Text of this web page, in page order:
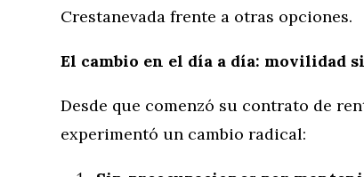
Crestanevada frente a otras opciones.
El cambio en el día a día: movilidad
Desde que comenzó su contrato de
experimentó un cambio radical: